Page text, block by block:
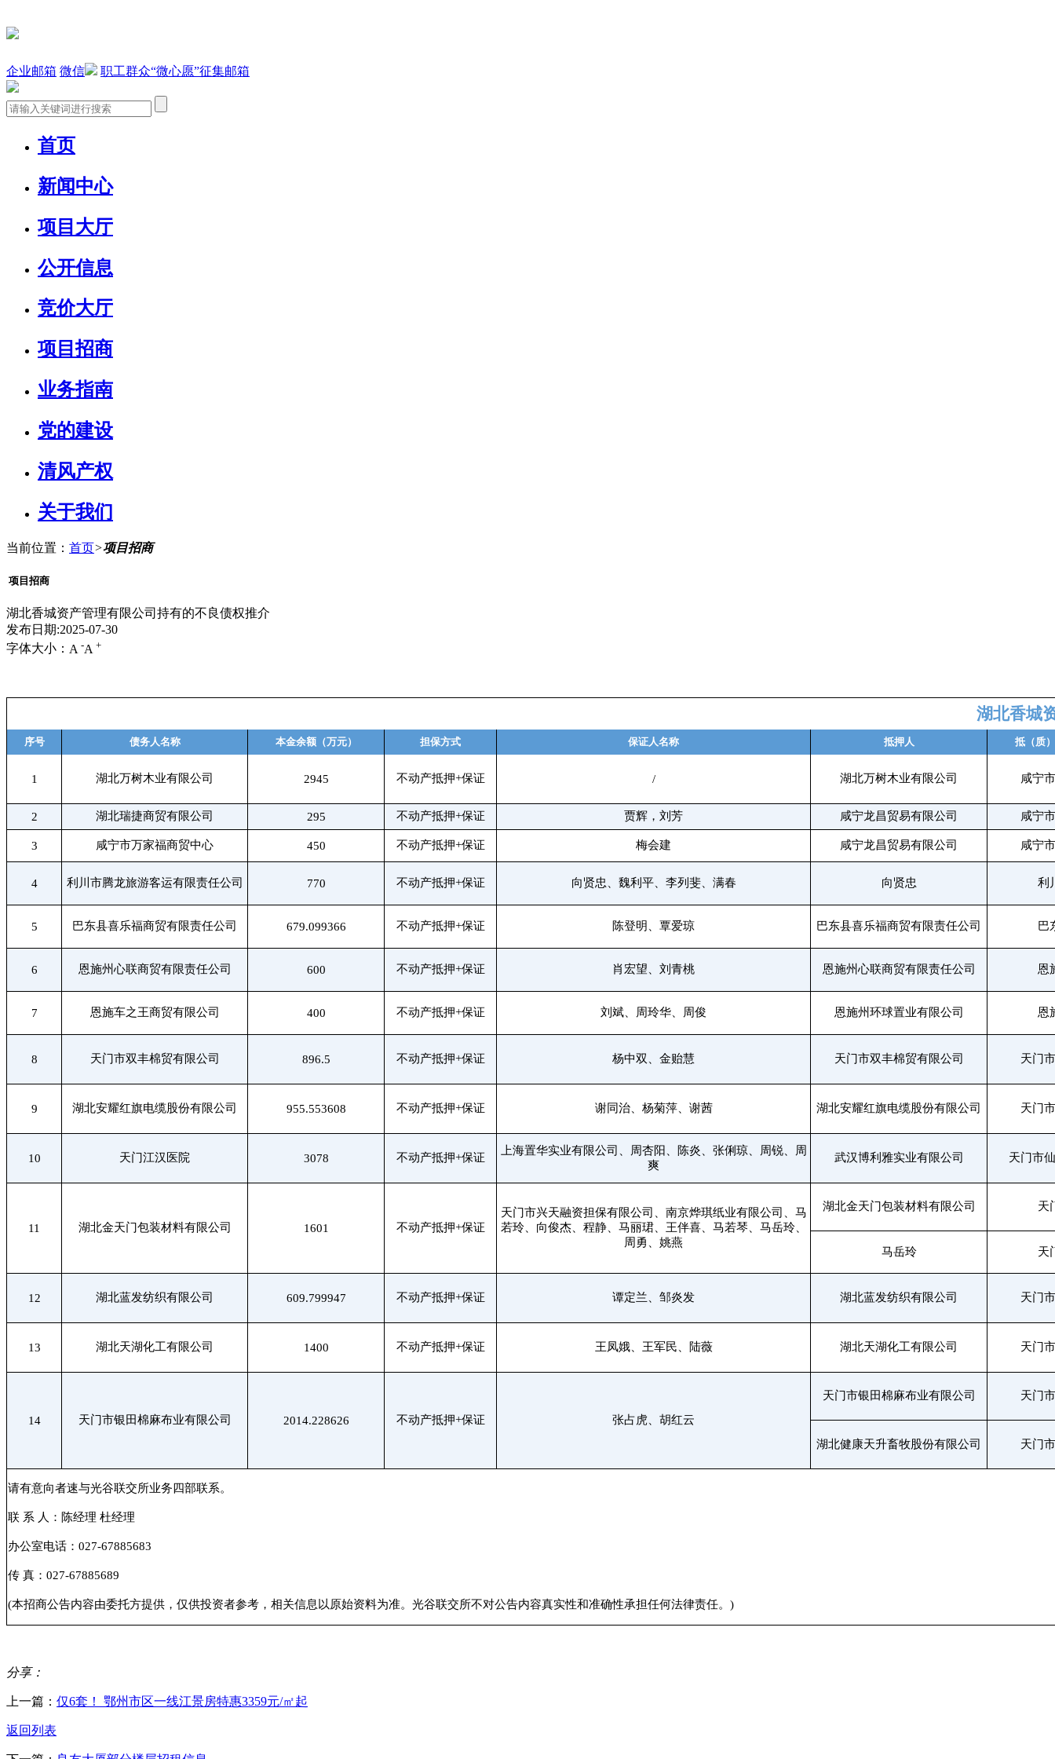
企业邮箱 微信 职工群众“微心愿”征集邮箱
首页
新闻中心
项目大厅
公开信息
竞价大厅
项目招商
业务指南
党的建设
清风产权
关于我们
当前位置： 首页>项目招商
项目招商
湖北香城资产管理有限公司持有的不良债权推介
发布日期:2025-07-30
字体大小： A -A +
湖北香城
序号 债务人名称 本金余额（万元） 担保方式 保证人名称 抵押人 抵（质
1 湖北万树木业有限公司 2945 不动产抵押+保证 / 湖北万树木业有限公司 咸宁
2 湖北瑞捷商贸有限公司 295 不动产抵押+保证 贾辉，刘芳 咸宁龙昌贸易有限公司 咸宁
3 咸宁市万家福商贸中心 450 不动产抵押+保证 梅会建 咸宁龙昌贸易有限公司 咸宁
4 利川市腾龙旅游客运有限责任公司 770 不动产抵押+保证 向贤忠、魏利平、李列斐、满春 向贤忠 利
5 巴东县喜乐福商贸有限责任公司 679.099366 不动产抵押+保证 陈登明、覃爱琼 巴东县喜乐福商贸有限责任公司 巴
6 恩施州心联商贸有限责任公司 600 不动产抵押+保证 肖宏望、刘青桃 恩施州心联商贸有限责任公司 恩
7 恩施车之王商贸有限公司 400 不动产抵押+保证 刘斌、周玲华、周俊 恩施州环球置业有限公司 恩
8 天门市双丰棉贸有限公司 896.5 不动产抵押+保证 杨中双、金贻慧 天门市双丰棉贸有限公司 天门
9 湖北安耀红旗电缆股份有限公司 955.553608 不动产抵押+保证 谢同治、杨菊萍、谢茜 湖北安耀红旗电缆股份有限公司 天门
10 天门江汉医院 3078 不动产抵押+保证
上海置华实业有限公司、周杏阳、陈炎、张俐琼、周锐、周
爽
武汉博利雅实业有限公司 天门市
11 湖北金天门包装材料有限公司 1601 不动产抵押+保证
天门市兴天融资担保有限公司、南京烨琪纸业有限公司、马
若玲、向俊杰、程静、马丽珺、王伴喜、马若琴、马岳玲、
周勇、姚燕
湖北金天门包装材料有限公司 天
马岳玲 天
12 湖北蓝发纺织有限公司 609.799947 不动产抵押+保证 谭定兰、邹炎发 湖北蓝发纺织有限公司 天门
13 湖北天湖化工有限公司 1400 不动产抵押+保证 王凤娥、王军民、陆薇 湖北天湖化工有限公司 天门
14 天门市银田棉麻布业有限公司 2014.228626 不动产抵押+保证 张占虎、胡红云
天门市银田棉麻布业有限公司 天门
湖北健康天升畜牧股份有限公司 天门
请有意向者速与光谷联交所业务四部联系。
联 系 人：陈经理 杜经理
办公室电话：027-67885683
传 真：027-67885689
(本招商公告内容由委托方提供，仅供投资者参考，相关信息以原始资料为准。光谷联交所不对公告内容真实性和准确性承担任何法律责任。)
分享：
上一篇： 仅6套！ 鄂州市区一线江景房特惠3359元/㎡起
返回列表